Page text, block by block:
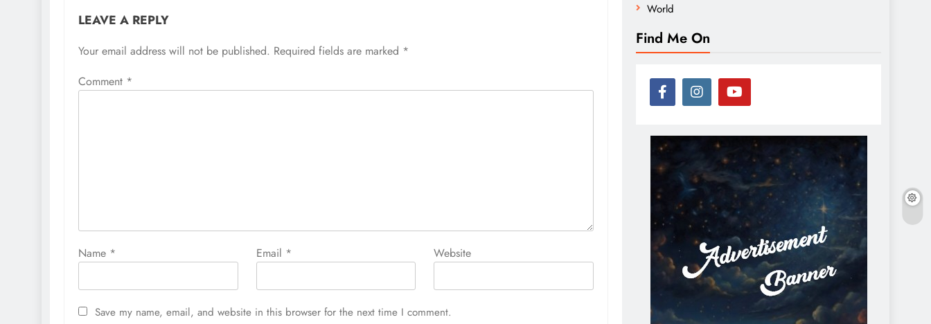
LEAVE A REPLY
Your email address will not be published. Required fields are marked *
Comment *
Name * Email * Website
Save my name, email, and website in this browser for the next time I comment.
World
Find Me On